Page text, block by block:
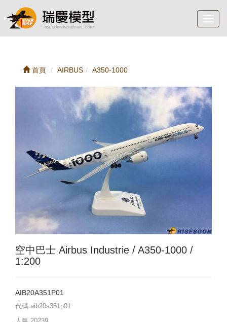
首頁 AIRBUS A350-1000
空中巴士 Airbus Industrie / A350-1000 /
1:200
AIB20A351P01
代碼 aib20a351p01